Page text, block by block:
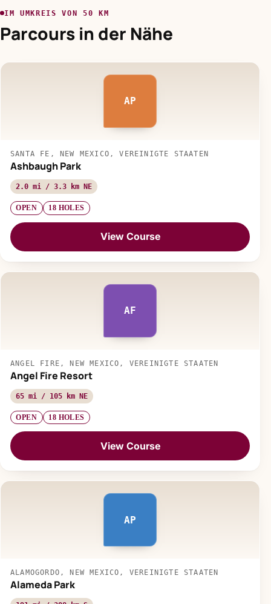
IM UMKREIS VON 50 KM
Parcours in der Nähe
AP
SANTA FE, NEW MEXICO, VEREINIGTE STAATEN
Ashbaugh Park
2.0 mi / 3.3 km NE
OPEN 18 HOLES
View Course
AF
ANGEL FIRE, NEW MEXICO, VEREINIGTE STAATEN
Angel Fire Resort
65 mi / 105 km NE
OPEN 18 HOLES
View Course
AP
ALAMOGORDO, NEW MEXICO, VEREINIGTE STAATEN
Alameda Park